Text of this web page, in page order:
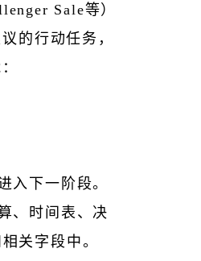
Sale等）
的行动任务，
入下一阶段。
、时间表、决
关字段中。